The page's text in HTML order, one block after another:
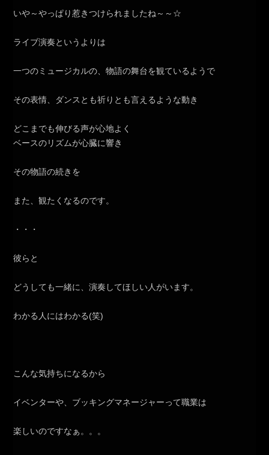
いや～やっぱり惹きつけられましたね～～☆
ライブ演奏というよりは
一つのミュージカルの、物語の舞台を観ているようで
その表情、ダンスとも祈りとも言えるような動き
どこまでも伸びる声が心地よく
ベースのリズムが心臓に響き
その物語の続きを
また、観たくなるのです。
・・・
彼らと
どうしても一緒に、演奏してほしい人がいます。
わかる人にはわかる(笑)
こんな気持ちになるから
イベンターや、ブッキングマネージャーって職業は
楽しいのですなぁ。。。